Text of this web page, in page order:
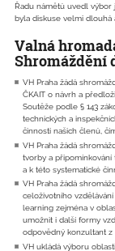
Řadu námětů uvedl výbor
byla diskuse velmi dlouhá
Valná
Shromáždění
VH Praha žádá
ČKAIT o návrh a
Soutěže podle § 143
technických a
činnosti našich členů,
VH Praha žádá
tvorby a
a k této systematické
VH Praha žádá
celoživotního
learning zejména v
umožnit i další formy
odpovědný konzultant z
VH ukládá výboru